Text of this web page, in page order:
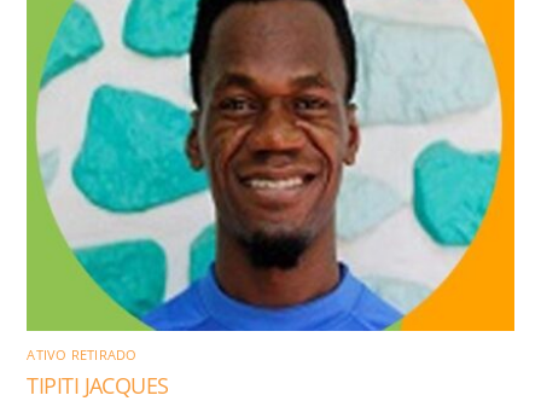
ATIVO RETIRADO
TIPITI JACQUES